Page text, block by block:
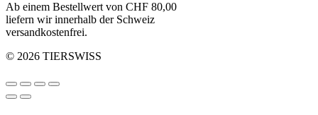
Ab einem Bestellwert von CHF 80,00
liefern wir innerhalb der Schweiz
versandkostenfrei.
© 2026 TIERSWISS